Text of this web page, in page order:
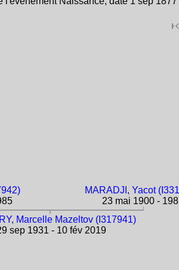
MARADJI, Yacot
23 mai 1900 -
Marcelle Mazeltov (I317941)
sep 1931 - 10 fév 2019